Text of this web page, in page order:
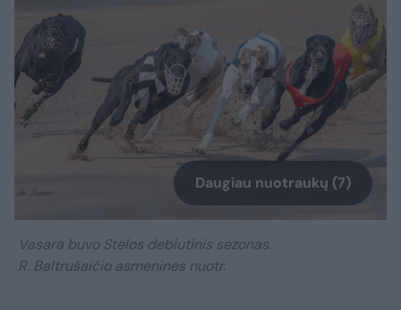
Daugiau nuotraukų (7)
Vasara buvo Stelos debiutinis sezonas.
R. Baltrušaičio asmeninės nuotr.